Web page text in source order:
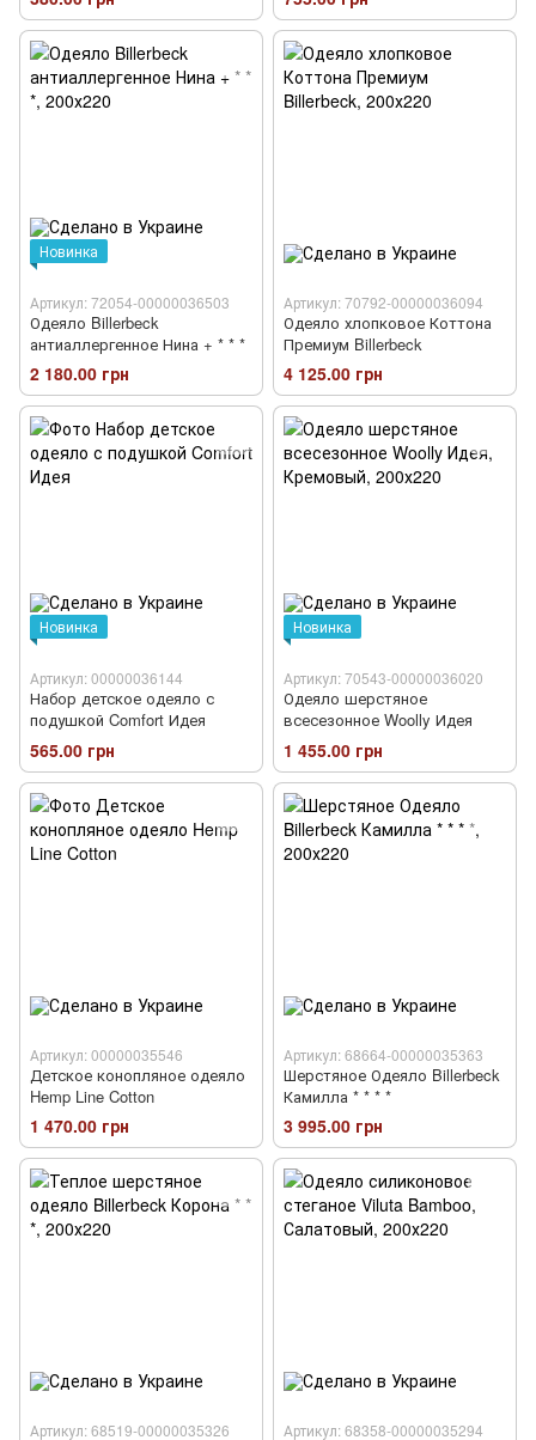
Новинка
Артикул: 72054-00000036503
Одеяло Billerbeck
антиаллергенное Нина + * * *
2 180.00 грн
Артикул: 70792-00000036094
Одеяло хлопковое Коттона
Премиум Billerbeck
4 125.00 грн
Новинка
Артикул: 00000036144
Набор детское одеяло с
подушкой Comfort Идея
565.00 грн
Новинка
Артикул: 70543-00000036020
Одеяло шерстяное
всесезонное Woolly Идея
1 455.00 грн
Артикул: 00000035546
Детское конопляное одеяло
Hemp Line Cotton
1 470.00 грн
Артикул: 68664-00000035363
Шерстяное Одеяло Billerbeck
Камилла * * * *
3 995.00 грн
Артикул: 68519-00000035326 Артикул: 68358-00000035294